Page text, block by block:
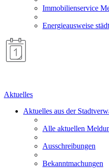
Immobilienservice
Energieausweise
Aktuelles
Aktuelles aus der
Alle aktuellen
Ausschreibungen
Bekanntmachungen